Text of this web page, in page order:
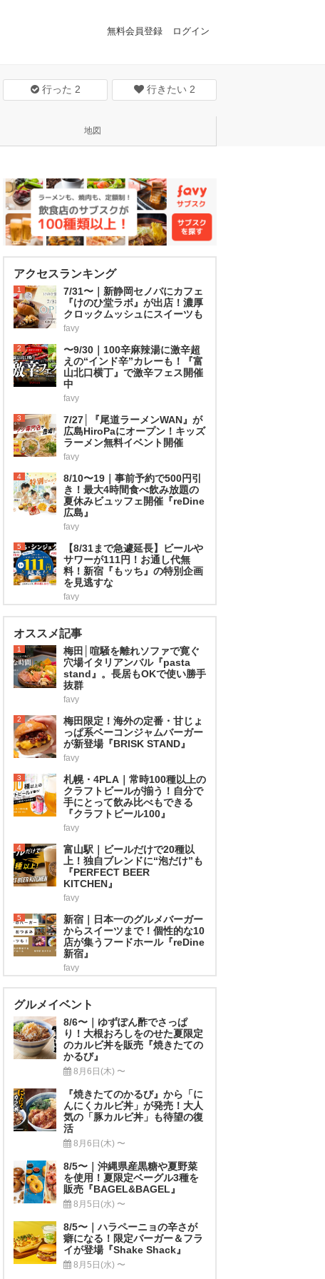
無料会員登録 ログイン
行った 2 行きたい 2
地図
アクセスランキング
1
7/31〜｜新静岡セノバにカフェ
『けのひ堂ラボ』が出店！濃厚
クロックムッシュにスイーツも
favy
2
〜9/30｜100辛麻辣湯に激辛超
えの“インド辛”カレーも！『富
山北口横丁』で激辛フェス開催
中
favy
3
7/27│『尾道ラーメンWAN』が
広島HiroPaにオープン！キッズ
ラーメン無料イベント開催
favy
4
8/10〜19｜事前予約で500円引
き！最大4時間食べ飲み放題の
夏休みビュッフェ開催『reDine
広島』
favy
5
【8/31まで急遽延長】ビールや
サワーが111円！お通し代無
料！新宿『もッち』の特別企画
を見逃すな
favy
オススメ記事
1
梅田│喧騒を離れソファで寛ぐ
穴場イタリアンバル『pasta
stand』。長居もOKで使い勝手
抜群
favy
2
梅田限定！海外の定番・甘じょ
っぱ系ベーコンジャムバーガー
が新登場『BRISK STAND』
favy
3
札幌・4PLA｜常時100種以上の
クラフトビールが揃う！自分で
手にとって飲み比べもできる
『クラフトビール100』
favy
4
富山駅｜ビールだけで20種以
上！独自ブレンドに“泡だけ”も
『PERFECT BEER
KITCHEN』
favy
5
新宿｜日本一のグルメバーガー
からスイーツまで！個性的な10
店が集うフードホール『reDine
新宿』
favy
グルメイベント
8/6〜｜ゆずぽん酢でさっぱ
り！大根おろしをのせた夏限定
のカルビ丼を販売『焼きたての
かるび』
8月6日(木) 〜
『焼きたてのかるび』から「に
んにくカルビ丼」が発売！大人
気の「豚カルビ丼」も待望の復
活
8月6日(木) 〜
8/5〜｜沖縄県産黒糖や夏野菜
を使用！夏限定ベーグル3種を
販売『BAGEL&BAGEL』
8月5日(水) 〜
8/5〜｜ハラペーニョの辛さが
癖になる！限定バーガー＆フラ
イが登場『Shake Shack』
8月5日(水) 〜